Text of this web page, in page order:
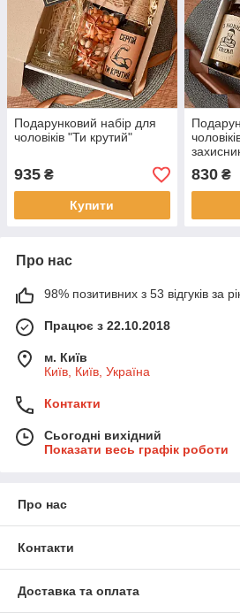
Подарунковий набір для
чоловіків "Ти крутий"
935 ₴
Купити
830₴
Про нас
98% позитивних з 53 відгуків за
Працює з 22.10.2018
м. Київ
Київ, Київ, Україна
Контакти
Сьогодні вихідний
Показати весь графік роботи
Про нас
Контакти
Доставка та оплата